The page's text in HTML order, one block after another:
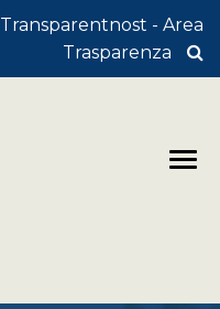
Transparentnost - Area
Trasparenza